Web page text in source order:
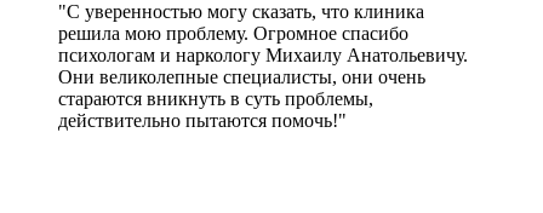
"С уверенностью могу сказать, что клиника
решила мою проблему. Огромное спасибо
психологам и наркологу Михаилу Анатольевичу.
Они великолепные специалисты, они очень
стараются вникнуть в суть проблемы,
действительно пытаются помочь!"